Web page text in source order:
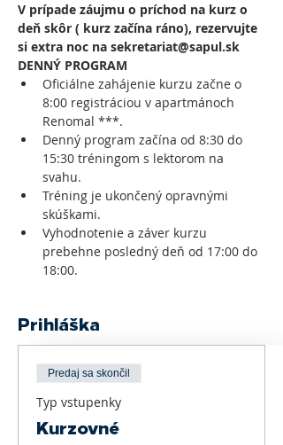
V prípade záujmu o príchod na kurz o
deň skôr ( kurz začína ráno), rezervujte
si extra noc na sekretariat@sapul.sk
DENNÝ PROGRAM
Oficiálne zahájenie kurzu začne o
8:00 registráciou v apartmánoch
Renomal ***.
Denný program začína od 8:30 do
15:30 tréningom s lektorom na
svahu.
Tréning je ukončený opravnými
skúškami.
Vyhodnotenie a záver kurzu
prebehne posledný deň od 17:00 do
18:00.
Prihláška
Predaj sa skončil
Typ vstupenky
Kurzovné